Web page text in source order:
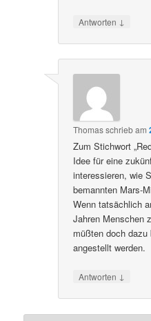
Antworten ↓
Thomasschriebam
Zum Stichwort
Idee für eine
interessieren, wie
bemannten Mars-
Wenn tatsächlich
Jahren Menschen
müßten doch
angestellt werden.
Antworten ↓